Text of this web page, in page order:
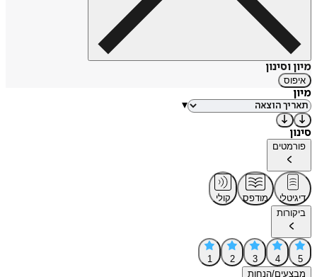
מקור: ויקיפדיה
https://tinyurl.com/r93xt9y7
מיון וסינון
איפוס
מיון
▾
סינון
פורמטים
דיגיטלי מודפס
קולי
ביקורות
5
4
3
2
1
מבצעים/הנחות